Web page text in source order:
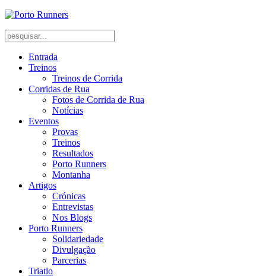
Entrada
Treinos
Treinos de Corrida
Corridas de Rua
Fotos de Corrida de Rua
Notícias
Eventos
Provas
Treinos
Resultados
Porto Runners
Montanha
Artigos
Crónicas
Entrevistas
Nos Blogs
Porto Runners
Solidariedade
Divulgação
Parcerias
Triatlo